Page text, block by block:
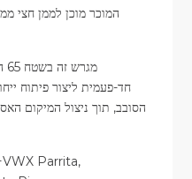
המוכר מוכן לממן חצי
חד-פעמית ליצור פיתוח
הסובב, תוך ניצול המיקום
Parrita,